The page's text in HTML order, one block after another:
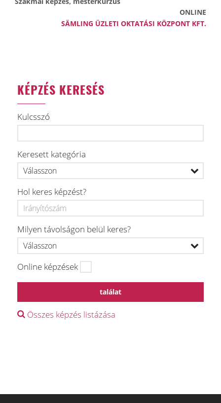
ONLINE
SÄMLING ÜZLETI OKTATÁSI KÖZPONT KFT.
KÉPZÉS KERESÉS
Kulcsszó
Keresett kategória
Hol keres képzést?
Milyen távolságon belül keres?
Online képzések
találat
Összes képzés listázása